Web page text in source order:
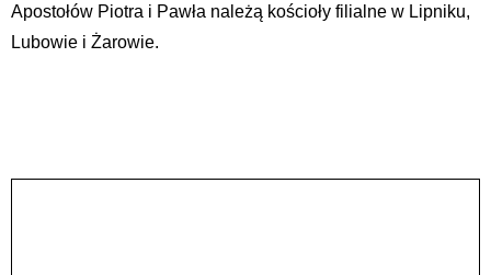
Apostołów Piotra i Pawła należą kościoły filialne w Lipniku,
Lubowie i Żarowie.